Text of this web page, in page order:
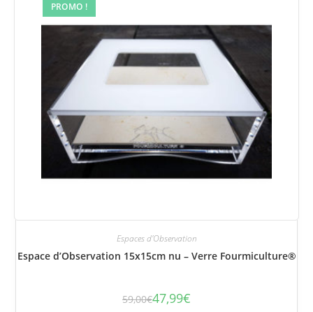
PROMO !
Espaces d'Observation
Espace d’Observation 15x15cm nu – Verre Fourmiculture®
59,00€ Le
47,99€
Le